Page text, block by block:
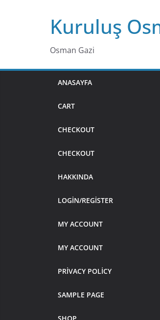
Kuruluş
Osman Gazi
ANASAYFA
CART
CHECKOUT
CHECKOUT
HAKKINDA
LOGIN/REGISTER
MY ACCOUNT
MY ACCOUNT
PRIVACY POLICY
SAMPLE PAGE